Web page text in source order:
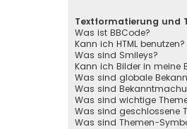
Textformatierung und
Was ist BBCode?
Kann ich HTML benutzen?
Was sind Smileys?
Kann ich Bilder in meine
Was sind globale
Was sind
Was sind wichtige
Was sind geschlossene
Was sind Themen-